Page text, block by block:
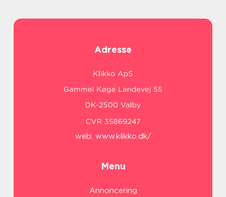
Adresse
web: www.klikko.dk/
Menu
Annoncering